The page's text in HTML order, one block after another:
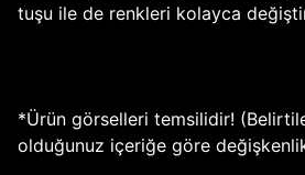
tuşu ile de renkleri kolayca
*Ürün görselleri temsilidir!
olduğunuz içeriğe göre